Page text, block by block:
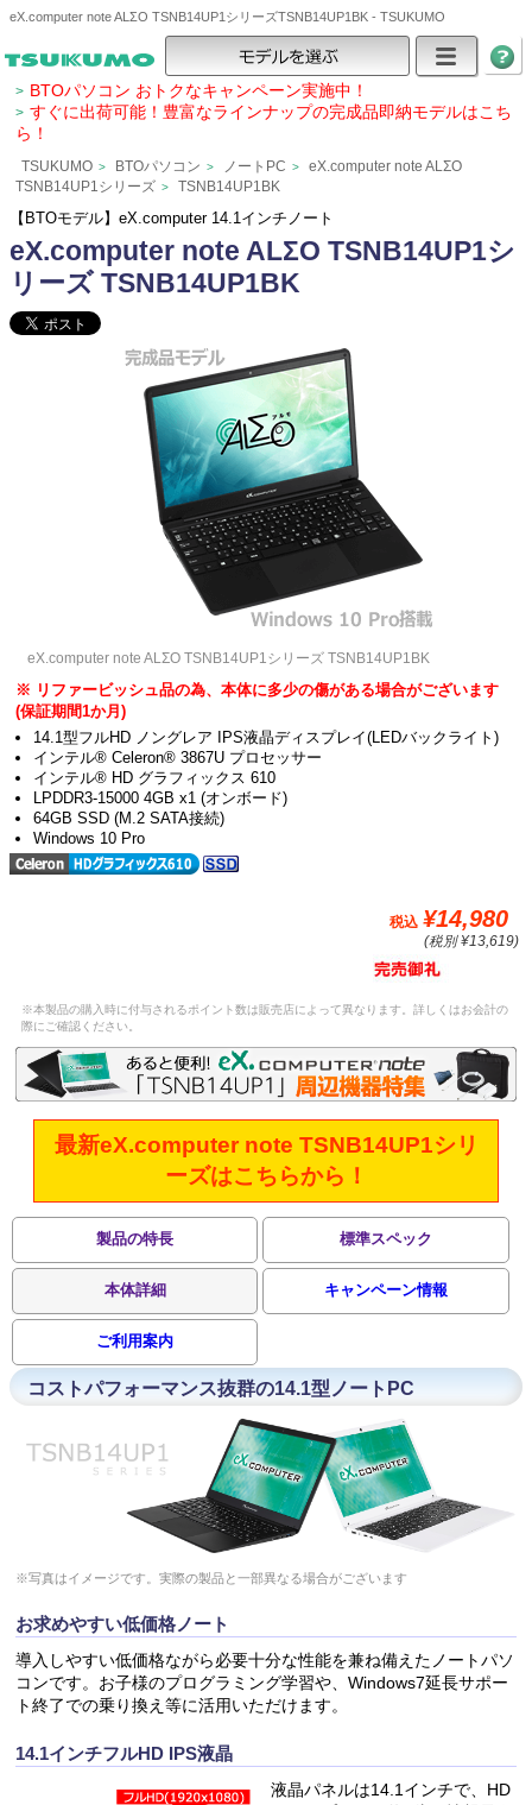
eX.computer note ALΣO TSNB14UP1シリーズTSNB14UP1BK - TSUKUMO
> BTOパソコン おトクなキャンペーン実施中！
> すぐに出荷可能！豊富なラインナップの完成品即納モデルはこち
ら！
TSUKUMO > BTOパソコン > ノートPC >
eX.computer note ALΣO
TSNB14UP1シリーズ > TSNB14UP1BK
【BTOモデル】eX.computer 14.1インチノート
eX.computer note ALΣO TSNB14UP1シ
リーズ TSNB14UP1BK
eX.computer note ALΣO TSNB14UP1シリーズ TSNB14UP1BK
※ リファービッシュ品の為、本体に多少の傷がある場合がございます
(保証期間1か月)
14.1型フルHD ノングレア IPS液晶ディスプレイ(LEDバックライト)
インテル® Celeron® 3867U プロセッサー
インテル® HD グラフィックス 610
LPDDR3-15000 4GB x1 (オンボード)
64GB SSD (M.2 SATA接続)
Windows 10 Pro
税込 ¥14,980
(税別 ¥13,619)
※本製品の購入時に付与されるポイント数は販売店によって異なります。詳しくはお会計の
際にご確認ください。
最新eX.computer note TSNB14UP1シリ
ーズはこちらから！
製品の特長 標準スペック
本体詳細 キャンペーン情報
ご利用案内
コストパフォーマンス抜群の14.1型ノートPC
※写真はイメージです。実際の製品と一部異なる場合がございます
お求めやすい低価格ノート
導入しやすい低価格ながら必要十分な性能を兼ね備えたノートパソ
コンです。お子様のプログラミング学習や、Windows7延長サポー
ト終了での乗り換え等に活用いただけます。
14.1インチフルHD IPS液晶
液晶パネルは14.1インチで、HD